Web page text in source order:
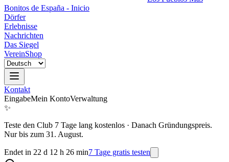
Bonitos de España - Inicio
Dörfer
Erlebnisse
Nachrichten
Das Siegel
VereinShop
Kontakt
EingabeMein KontoVerwaltung
✨
Teste den Club 7 Tage lang kostenlos · Danach Gründungspreis.
Nur bis zum 31. August.
Endet in 22 d 12 h 26 min7 Tage gratis testen